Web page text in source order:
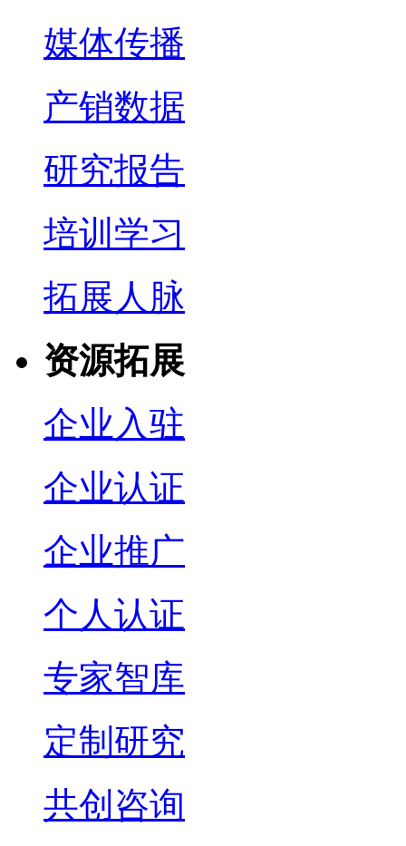
媒体传播
产销数据
研究报告
培训学习
拓展人脉
资源拓展
企业入驻
企业认证
企业推广
个人认证
专家智库
定制研究
共创咨询